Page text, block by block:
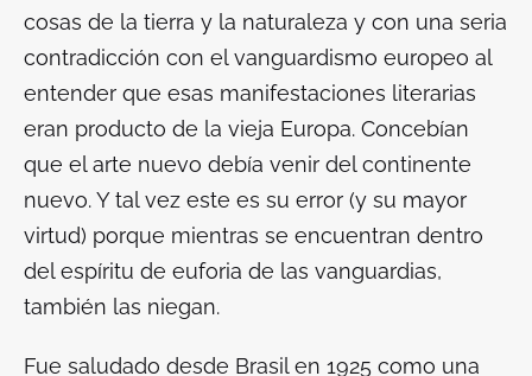
cosas de la tierra y la naturaleza y con una seria
contradicción con el vanguardismo europeo al
entender que esas manifestaciones literarias
eran producto de la vieja Europa. Concebían
que el arte nuevo debía venir del continente
nuevo. Y tal vez este es su error (y su mayor
virtud) porque mientras se encuentran dentro
del espíritu de euforia de las vanguardias,
también las niegan.
Fue saludado desde Brasil en 1925 como una